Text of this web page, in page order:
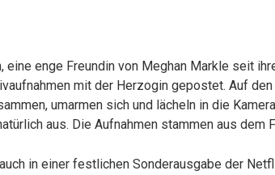
eine enge Freundin von Meghan Markle seit
mit der Herzogin gepostet. Auf
umarmen sich und lächeln in die
aus. Die Aufnahmen stammen aus dem
in einer festlichen Sonderausgabe der